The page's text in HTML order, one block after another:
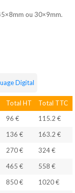
ou 30×9mm.
Digital
Total HT
Total TTC
96 €
115.2 €
136 €
163.2 €
270 €
324 €
465 €
558 €
850 €
1020 €